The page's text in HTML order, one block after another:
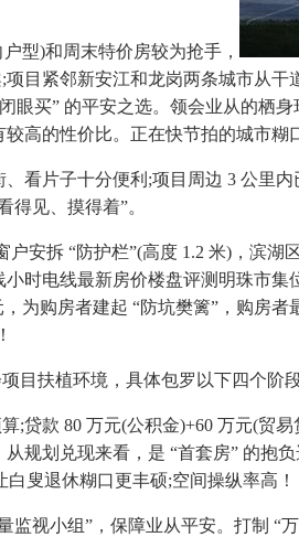
型)和周末特价房较为抢手，
目紧邻新安江和龙岗两条城市从干
眼买” 的平安之选。领会业从的栖
高的性价比。正在快节拍的城市
片子十分便利;项目周边 3 公里内
得见、摸得着”。
安拆 “防护栏”(高度 1.2 米)，滨湖
时电线最新房价楼盘评测明珠市
，为购房者建起 “防坑樊篱”，购
植环境，具体包罗以下四个阶段
款 80 万元(公积金)+60 万元(贸易
从规划兑现来看，是 “首套房” 的抱
叟退休糊口更丰硕;空间操纵率高！
视小组”，保障业从平安。打制 “